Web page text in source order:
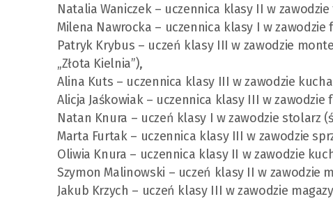
Natalia Waniczek – uczennica klasy II w
Milena Nawrocka – uczennica klasy I w zawodzie
Patryk Krybus – uczeń klasy III w zawodzie
„Złota Kielnia”),
Alina Kuts – uczennica klasy III w zawodzie
Alicja Jaśkowiak – uczennica klasy III w zawodzie
Natan Knura – uczeń klasy I w zawodzie stolarz
Marta Furtak – uczennica klasy III w zawodzie
Oliwia Knura – uczennica klasy II w zawodzie
Szymon Malinowski – uczeń klasy II w zawodzie
Jakub Krzych – uczeń klasy III w zawodzie